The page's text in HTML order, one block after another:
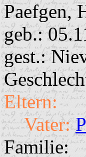
Paefgen,
geb.:
gest.:
Eltern:
Vater:
Familie: